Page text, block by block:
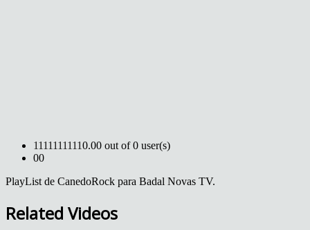
11111111110.00 out of 0 user(s)
00
PlayList de CanedoRock para Badal Novas TV.
Related Videos